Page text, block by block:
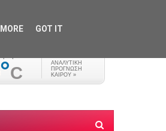
GOT IT